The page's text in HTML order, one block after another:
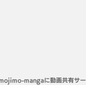
mojimo-mangaに動画共有サ